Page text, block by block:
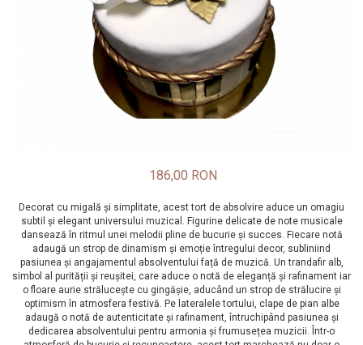
186,00 RON
Decorat cu migală și simplitate, acest tort de absolvire aduce un omagiu
subtil și elegant universului muzical. Figurine delicate de note musicale
dansează în ritmul unei melodii pline de bucurie și succes. Fiecare notă
adaugă un strop de dinamism și emoție întregului decor, subliniind
pasiunea și angajamentul absolventului față de muzică. Un trandafir alb,
simbol al purității și reușitei, care aduce o notă de eleganță și rafinament iar
o floare aurie strălucește cu gingășie, aducând un strop de strălucire și
optimism în atmosfera festivă. Pe lateralele tortului, clape de pian albe
adaugă o notă de autenticitate și rafinament, întruchipând pasiunea și
dedicarea absolventului pentru armonia și frumusețea muzicii. Într-o